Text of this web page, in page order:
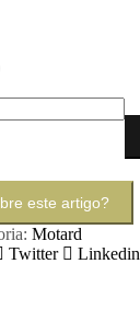
este artigo?
Motard
Twitter Linkedin